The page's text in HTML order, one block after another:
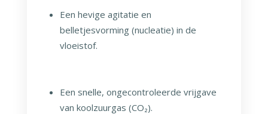
Een hevige agitatie en
belletjesvorming (nucleatie) in de
vloeistof.
Een snelle, ongecontroleerde vrijgave
van koolzuurgas (CO₂).